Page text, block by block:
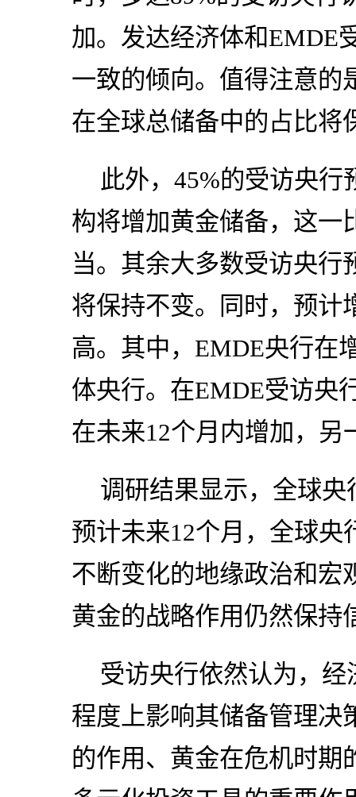
加。发达经济体和EMDE
一致的倾向。值得注意的
在全球总储备中的占比将
此外，45%的受访央
构将增加黄金储备，这一
当。其余大多数受访央行
将保持不变。同时，预计
高。其中，EMDE央行在
体央行。在EMDE受访央
在未来12个月内增加，
调研结果显示，全球
预计未来12个月，全球
不断变化的地缘政治和宏
黄金的战略作用仍然保持
受访央行依然认为，
程度上影响其储备管理决
的作用、黄金在危机时期